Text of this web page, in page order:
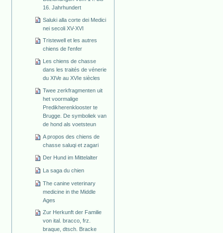
16. Jahrhundert
Saluki alla corte dei Medici
nei secoli XV-XVI
Tristewell et les autres
chiens de l'enfer
Les chiens de chasse
dans les traités de vénerie
du XIVe au XVIe siècles
Twee zerkfragmenten uit
het voormalige
Predikherenklooster te
Brugge. De symboliek van
de hond als voetsteun
A propos des chiens de
chasse saluqi et zagari
Der Hund im Mittelalter
La saga du chien
The canine veterinary
medicine in the Middle
Ages
Zur Herkunft der Familie
von ital. bracco, frz.
braque, dtsch. Bracke